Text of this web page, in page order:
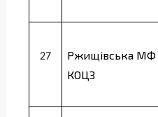
27
Ржищівська МФ
КОЦЗ